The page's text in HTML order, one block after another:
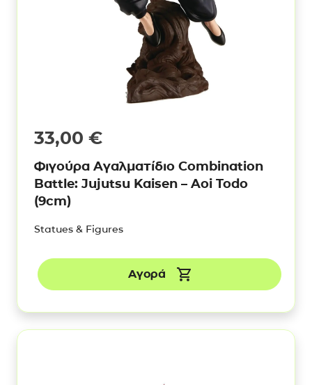
33,00 €
Φιγούρα Αγαλματίδιο Combination
Battle: Jujutsu Kaisen – Aoi Todo
(9cm)
Statues & Figures
Αγορά